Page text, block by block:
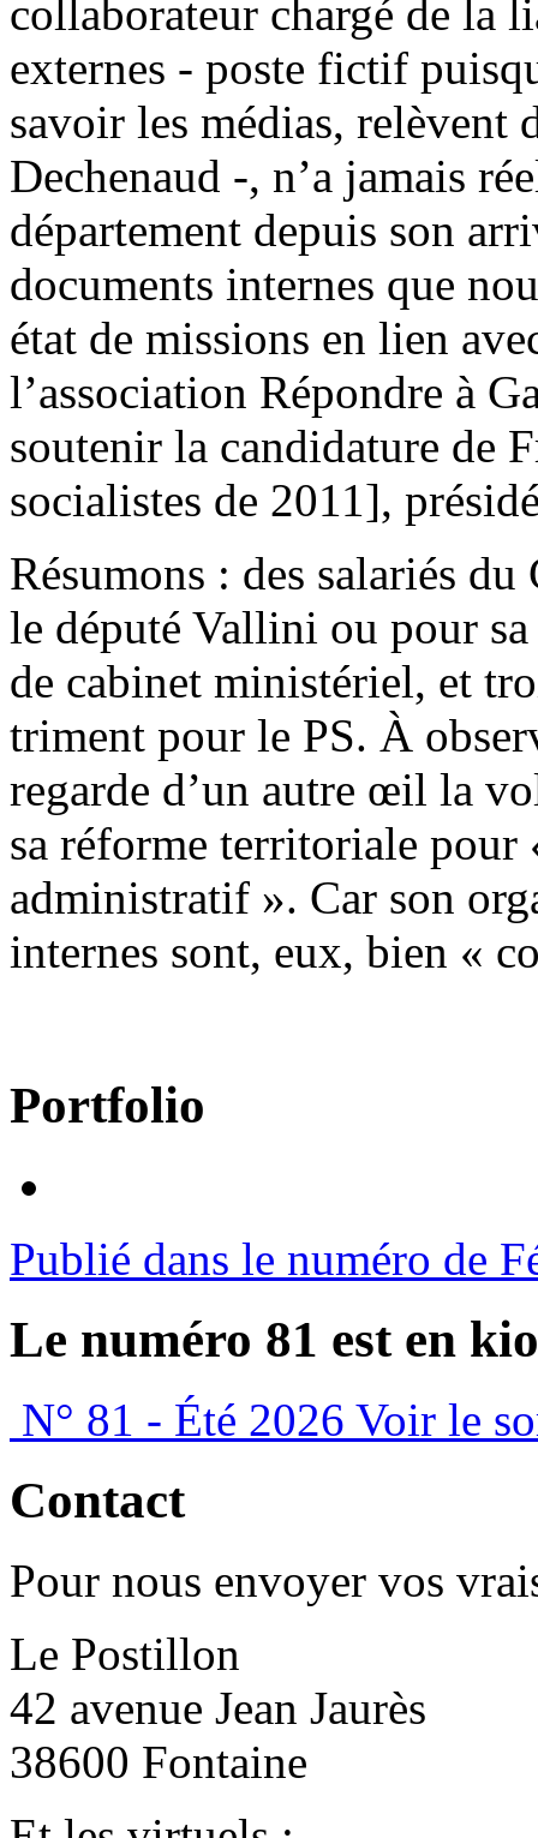
collaborateur chargé de la
externes - poste fictif
savoir les médias, relèvent
Dechenaud -, n’a jamais
département depuis son
documents internes que
état de missions en lien
l’association Répondre à
soutenir la candidature de
socialistes de 2011],
Résumons : des salariés
le député Vallini ou pour
de cabinet ministériel, et
triment pour le PS. À
regarde d’un autre œil la
sa réforme territoriale
administratif ». Car son
internes sont, eux, bien «
Portfolio
Publié dans le numéro de
Le numéro 81 est en
N° 81 - Été 2026 Voir le
Contact
Pour nous envoyer vos
Le Postillon
42 avenue Jean Jaurès
38600 Fontaine